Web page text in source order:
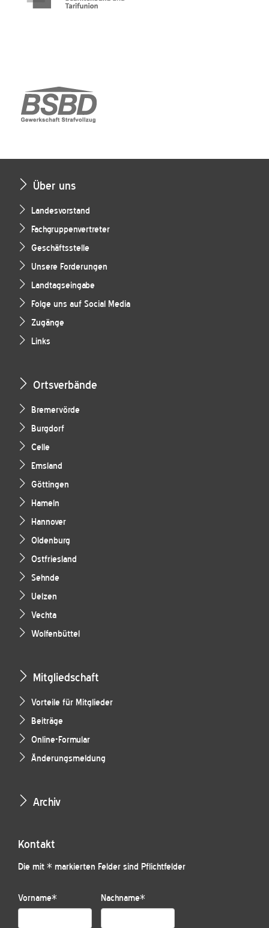
Über uns
Landesvorstand
Fachgruppenvertreter
Geschäftsstelle
Unsere Forderungen
Landtagseingabe
Folge uns auf Social Media
Zugänge
Links
Ortsverbände
Bremervörde
Burgdorf
Celle
Emsland
Göttingen
Hameln
Hannover
Oldenburg
Ostfriesland
Sehnde
Uelzen
Vechta
Wolfenbüttel
Mitgliedschaft
Vorteile für Mitglieder
Beiträge
Online-Formular
Änderungsmeldung
Archiv
Kontakt
Die mit * markierten Felder sind Pflichtfelder
Vorname* Nachname*